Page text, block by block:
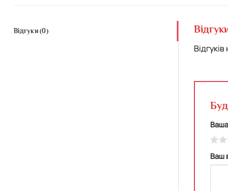
Відгуки (0)
Ваш